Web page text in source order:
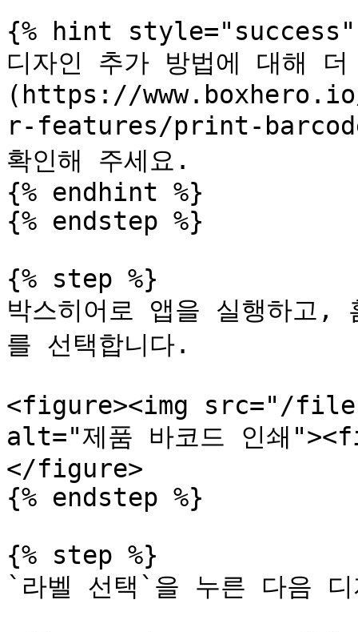
{% hint style="success"
디자인 추가 방법에 대해
(https://
r-features/print-
확인해 주세요.
{% endhint %}
{% endstep %}
{% step %}
박스히어로 앱을 실행하고
를 선택합니다.
<figure><img src="/files/
alt="제품 바코드 인쇄
</figure>
{% endstep %}
{% step %}
`라벨 선택`을 누른 다음 디